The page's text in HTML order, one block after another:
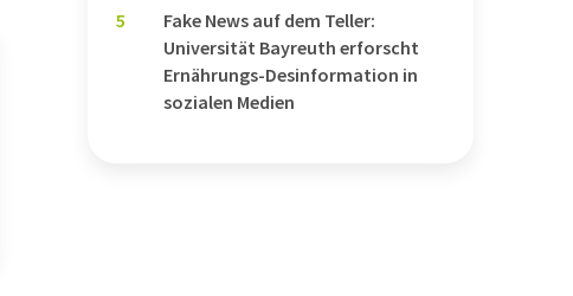
5
Fake News auf dem Teller:
Universität Bayreuth erforscht
Ernährungs-Desinformation in
sozialen Medien